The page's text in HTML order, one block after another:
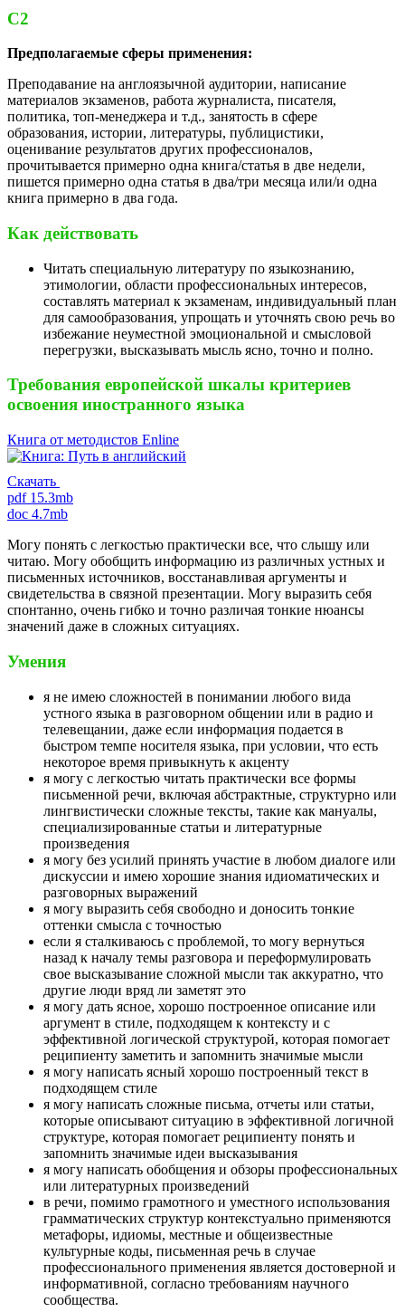
С2
Предполагаемые сферы применения:
Преподавание на англоязычной аудитории, написание
материалов экзаменов, работа журналиста, писателя,
политика, топ-менеджера и т.д., занятость в сфере
образования, истории, литературы, публицистики,
оценивание результатов других профессионалов,
прочитывается примерно одна книга/статья в две недели,
пишется примерно одна статья в два/три месяца или/и одна
книга примерно в два года.
Как действовать
Читать специальную литературу по языкознанию,
этимологии, области профессиональных интересов,
составлять материал к экзаменам, индивидуальный план
для самообразования, упрощать и уточнять свою речь во
избежание неуместной эмоциональной и смысловой
перегрузки, высказывать мысль ясно, точно и полно.
Требования европейской шкалы критериев
освоения иностранного языка
Книга от методистов Enline
Скачать
pdf 15.3mb
doc 4.7mb
Могу понять с легкостью практически все, что слышу или
читаю. Могу обобщить информацию из различных устных и
письменных источников, восстанавливая аргументы и
свидетельства в связной презентации. Могу выразить себя
спонтанно, очень гибко и точно различая тонкие нюансы
значений даже в сложных ситуациях.
Умения
я не имею сложностей в понимании любого вида
устного языка в разговорном общении или в радио и
телевещании, даже если информация подается в
быстром темпе носителя языка, при условии, что есть
некоторое время привыкнуть к акценту
я могу с легкостью читать практически все формы
письменной речи, включая абстрактные, структурно или
лингвистически сложные тексты, такие как мануалы,
специализированные статьи и литературные
произведения
я могу без усилий принять участие в любом диалоге или
дискуссии и имею хорошие знания идиоматических и
разговорных выражений
я могу выразить себя свободно и доносить тонкие
оттенки смысла с точностью
если я сталкиваюсь с проблемой, то могу вернуться
назад к началу темы разговора и переформулировать
свое высказывание сложной мысли так аккуратно, что
другие люди вряд ли заметят это
я могу дать ясное, хорошо построенное описание или
аргумент в стиле, подходящем к контексту и с
эффективной логической структурой, которая помогает
реципиенту заметить и запомнить значимые мысли
я могу написать ясный хорошо построенный текст в
подходящем стиле
я могу написать сложные письма, отчеты или статьи,
которые описывают ситуацию в эффективной логичной
структуре, которая помогает реципиенту понять и
запомнить значимые идеи высказывания
я могу написать обобщения и обзоры профессиональных
или литературных произведений
в речи, помимо грамотного и уместного использования
грамматических структур контекстуально применяются
метафоры, идиомы, местные и общеизвестные
культурные коды, письменная речь в случае
профессионального применения является достоверной и
информативной, согласно требованиям научного
сообщества.